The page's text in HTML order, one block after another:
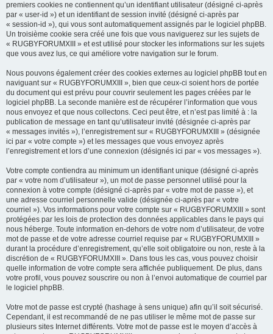
premiers cookies ne contiennent qu’un identifiant utilisateur (désigné ci-après
par « user-id ») et un identifiant de session invité (désigné ci-après par
« session-id »), qui vous sont automatiquement assignés par le logiciel phpBB.
Un troisième cookie sera créé une fois que vous naviguerez sur les sujets de
« RUGBYFORUMXIII » et est utilisé pour stocker les informations sur les sujets
que vous avez lus, ce qui améliore votre navigation sur le forum.
Nous pouvons également créer des cookies externes au logiciel phpBB tout en
naviguant sur « RUGBYFORUMXIII », bien que ceux-ci soient hors de portée
du document qui est prévu pour couvrir seulement les pages créées par le
logiciel phpBB. La seconde manière est de récupérer l’information que vous
nous envoyez et que nous collectons. Ceci peut être, et n’est pas limité à : la
publication de message en tant qu’utilisateur invité (désignée ci-après par
« messages invités »), l’enregistrement sur « RUGBYFORUMXIII » (désignée
ici par « votre compte ») et les messages que vous envoyez après
l’enregistrement et lors d’une connexion (désignés ici par « vos messages »).
Votre compte contiendra au minimum un identifiant unique (désigné ci-après
par « votre nom d’utilisateur »), un mot de passe personnel utilisé pour la
connexion à votre compte (désigné ci-après par « votre mot de passe »), et
une adresse courriel personnelle valide (désignée ci-après par « votre
courriel »). Vos informations pour votre compte sur « RUGBYFORUMXIII » sont
protégées par les lois de protection des données applicables dans le pays qui
nous héberge. Toute information en-dehors de votre nom d’utilisateur, de votre
mot de passe et de votre adresse courriel requise par « RUGBYFORUMXIII »
durant la procédure d’enregistrement, qu’elle soit obligatoire ou non, reste à la
discrétion de « RUGBYFORUMXIII ». Dans tous les cas, vous pouvez choisir
quelle information de votre compte sera affichée publiquement. De plus, dans
votre profil, vous pouvez souscrire ou non à l’envoi automatique de courriel par
le logiciel phpBB.
Votre mot de passe est crypté (hashage à sens unique) afin qu’il soit sécurisé.
Cependant, il est recommandé de ne pas utiliser le même mot de passe sur
plusieurs sites Internet différents. Votre mot de passe est le moyen d’accès à